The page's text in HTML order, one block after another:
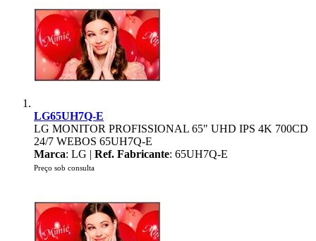
LG65UH7Q-E
LG MONITOR PROFISSIONAL 65" UHD IPS 4K 700CD
24/7 WEBOS 65UH7Q-E
Marca: LG | Ref. Fabricante: 65UH7Q-E
Preço sob consulta